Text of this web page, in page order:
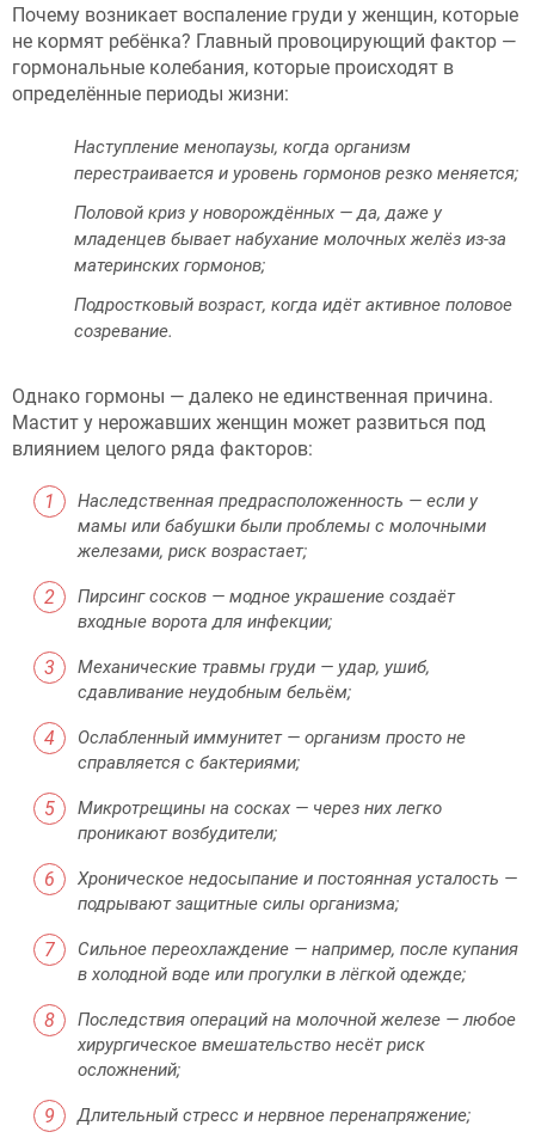
Почему возникает воспаление груди у женщин, которые
не кормят ребёнка? Главный провоцирующий фактор —
гормональные колебания, которые происходят в
определённые периоды жизни:
Наступление менопаузы, когда организм
перестраивается и уровень гормонов резко меняется;
Половой криз у новорождённых — да, даже у
младенцев бывает набухание молочных желёз из-за
материнских гормонов;
Подростковый возраст, когда идёт активное половое
созревание.
Однако гормоны — далеко не единственная причина.
Мастит у нерожавших женщин может развиться под
влиянием целого ряда факторов:
Наследственная предрасположенность — если у
мамы или бабушки были проблемы с молочными
железами, риск возрастает;
Пирсинг сосков — модное украшение создаёт
входные ворота для инфекции;
Механические травмы груди — удар, ушиб,
сдавливание неудобным бельём;
Ослабленный иммунитет — организм просто не
справляется с бактериями;
Микротрещины на сосках — через них легко
проникают возбудители;
Хроническое недосыпание и постоянная усталость —
подрывают защитные силы организма;
Сильное переохлаждение — например, после купания
в холодной воде или прогулки в лёгкой одежде;
Последствия операций на молочной железе — любое
хирургическое вмешательство несёт риск
осложнений;
Длительный стресс и нервное перенапряжение;